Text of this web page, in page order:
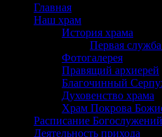
Главная
Наш храм
История храма
Первая
Фотогалерея
Правящий архиерей
Благочинный
Духовенство храма
Храм Покрова
Расписание Богослужений
Деятельность прихода